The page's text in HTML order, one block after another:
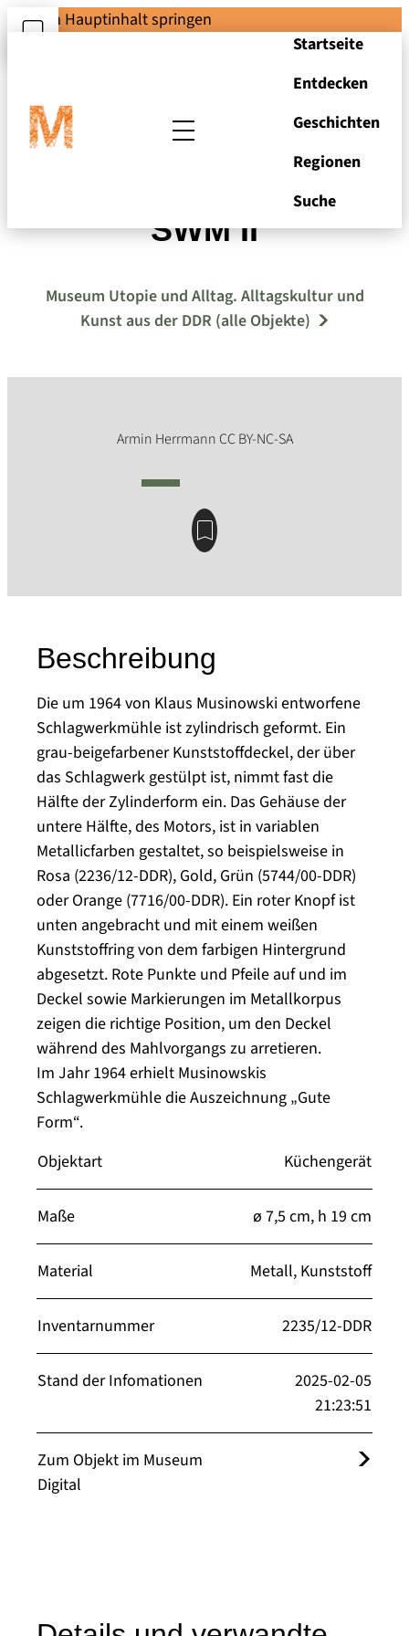
Zum Hauptinhalt springen
Startseite
Entdecken
Geschichten
Regionen
Suche
Schlagwerkmühle
SWM II
Museum Utopie und Alltag. Alltagskultur und
Kunst aus der DDR (alle Objekte)
Beschreibung
Die um 1964 von Klaus Musinowski entworfene
Schlagwerkmühle ist zylindrisch geformt. Ein
grau-beigefarbener Kunststoffdeckel, der über
das Schlagwerk gestülpt ist, nimmt fast die
Hälfte der Zylinderform ein. Das Gehäuse der
untere Hälfte, des Motors, ist in variablen
Metallicfarben gestaltet, so beispielsweise in
Rosa (2236/12-DDR), Gold, Grün (5744/00-DDR)
oder Orange (7716/00-DDR). Ein roter Knopf ist
unten angebracht und mit einem weißen
Kunststoffring von dem farbigen Hintergrund
abgesetzt. Rote Punkte und Pfeile auf und im
Deckel sowie Markierungen im Metallkorpus
zeigen die richtige Position, um den Deckel
während des Mahlvorgangs zu arretieren.
Im Jahr 1964 erhielt Musinowskis
Schlagwerkmühle die Auszeichnung „Gute
Form“.
Objektart
Küchengerät
Maße ø 7,5 cm, h 19 cm
Material Metall, Kunststoff
Inventarnummer 2235/12-DDR
Stand der Infomationen
2025-02-05
21:23:51
Zum Objekt im Museum
Digital